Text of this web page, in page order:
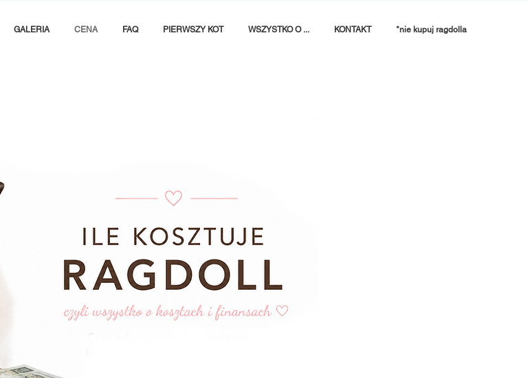
GALERIA CENA FAQ PIERWSZY KOT WSZYSTKO O ... KONTAKT *nie kupuj ragdolla